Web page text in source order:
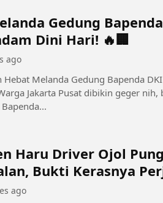
Gedung
Dini Hari! 🔥🏢
ago
Haru Driver Ojol
Bukti Kerasnya
ago